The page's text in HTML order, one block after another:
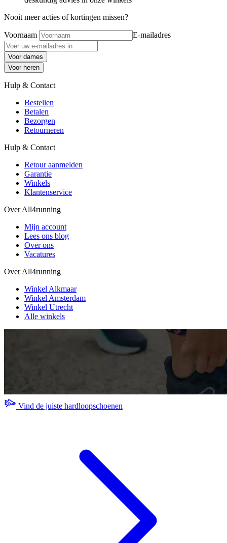
Nooit meer acties of kortingen missen?
Voornaam E-mailadres
Voor dames
Voor heren
Hulp & Contact
Bestellen
Betalen
Bezorgen
Retourneren
Hulp & Contact
Retour aanmelden
Garantie
Winkels
Klantenservice
Over All4running
Mijn account
Lees ons blog
Over ons
Vacatures
Over All4running
Winkel Alkmaar
Winkel Amsterdam
Winkel Utrecht
Alle winkels
Vind de juiste hardloopschoenen